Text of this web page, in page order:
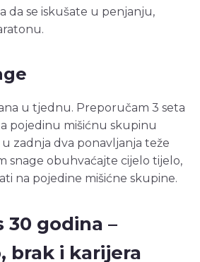
da se iskušate u penjanju,
u tjednu. Preporučam 3 seta
pojedinu mišićnu skupinu
zadnja dva ponavljanja teže
snage obuhvaćajte cijelo tijelo,
na pojedine mišićne skupine.
30 godina –
brak i karijera